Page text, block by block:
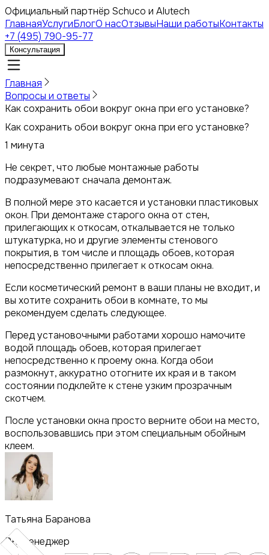
Официальный партнёр Schuco и Alutech
ГлавнаяУслугиБлогО насОтзывыНаши работыКонтакты
+7 (495) 790-95-77
Консультация
Главная
Вопросы и ответы
Как сохранить обои вокруг окна при его установке?
Как сохранить обои вокруг окна при его установке?
1 минута
Не секрет, что любые монтажные работы
подразумевают сначала демонтаж.
В полной мере это касается и установки пластиковых
окон. При демонтаже старого окна от стен,
прилегающих к откосам, откалывается не только
штукатурка, но и другие элементы стенового
покрытия, в том числе и площадь обоев, которая
непосредственно прилегает к откосам окна.
Если косметический ремонт в ваши планы не входит, и
вы хотите сохранить обои в комнате, то мы
рекомендуем сделать следующее.
Перед установочными работами хорошо намочите
водой площадь обоев, которая прилегает
непосредственно к проему окна. Когда обои
размокнут, аккуратно отогните их края и в таком
состоянии подклейте к стене узким прозрачным
скотчем.
После установки окна просто верните обои на место,
воспользовавшись при этом специальным обойным
клеем.
Татьяна Баранова
PR-менеджер